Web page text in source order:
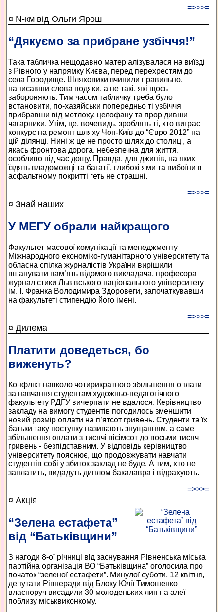
=>>>=
¤ N-км від Ольги Ярош
“Дякуємо за прибране узбіччя!”
Така табличка нещодавно матеріалізувалася на виїзді
з Рівного у напрямку Києва, перед перехрестям до
села Городище. Шляховики вчинили правильно,
написавши слова подяки, а не такі, які щось
забороняють. Тим часом табличку треба було
встановити, по-хазяйськи попередньо ті узбіччя
прибравши від мотлоху, целофану та прорідивши
чагарники. Утім, це, вочевидь, зроблять ті, хто виграє
конкурс на ремонт шляху Чоп-Київ до “Євро 2012” на
цій ділянці. Нині ж це не просто шлях до столиці, а
якась фронтова дорога, небезпечна для життя,
особливо під час дощу. Правда, для джипів, на яких
їздять владоможці та багатії, глибокі ями та вибоїни в
асфальтному покритті геть не страшні.
=>>>=
¤ Знай наших
У МЕГУ обрали найкращого
Факультет масової комунікації та менеджменту
Міжнародного економіко-гуманітарного університету та
обласна спілка журналістів України вирішили
вшанувати пам’ять відомого викладача, професора
журналістики Львівського національного університету
ім. І. Франка Володимира Здоровеги, започаткувавши
на факультеті стипендію його імені.
=>>>=
¤ Дилема
Платити доведеться, бо
виженуть?
Конфлікт навколо чотирикратного збільшення оплати
за навчання студентам художньо-педагогічного
факультету РДГУ вичерпати не вдалося. Керівництво
закладу на вимогу студентів погодилось зменшити
новий розмір оплати на п’ятсот гривень. Студенти та їх
батьки таку поступку називають знущанням, а саме
збільшення оплати з тисячі вісімсот до восьми тисяч
гривень - безпідставним. У відповідь керівництво
університету пояснює, що продовжувати навчати
студентів собі у збиток заклад не буде. А тим, хто не
заплатить, видадуть диплом бакалавра і відрахують.
=>>>=
¤ Акція
“Зелена естафета”
від “Батьківщини”
З нагоди 8-ої річниці від заснування Рівненська міська
партійна організація ВО “Батьківщина” оголосила про
початок “зеленої естафети”. Минулої суботи, 12 квітня,
депутати Рівнеради від Блоку Юлії Тимошенко
власноруч висадили 30 молоденьких лип на алеї
поблизу міськвиконкому.